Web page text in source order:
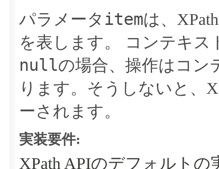
パラメータ itemは、
を表します。
コンテキス
nullの場合、操作はコン
ります。そうしないと、
ーされます。
実装要件:
XPath APIのデフォルト